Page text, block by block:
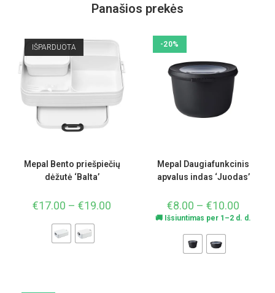
Panašios prekės
IŠPARDUOTA
Mepal Bento priešpiečių
dėžutė ‘Balta’
€17.00 – €19.00
-20%
Mepal Daugiafunkcinis
apvalus indas ‘Juodas’
€8.00 – €10.00
🚚 Išsiuntimas per 1–2 d. d.